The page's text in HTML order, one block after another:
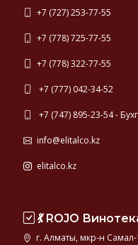
+7 (727) 253-77-55
+7 (778) 725-77-55
+7 (778) 322-77-55
+7 (777) 042-34-52
+7 (747) 895-23-54 -
info@elitalco.kz
elitalco.kz
💃 ROJO
г. Алматы, мкр-н Самал-